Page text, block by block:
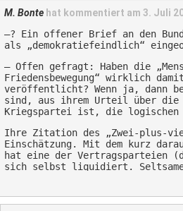
M. Bonte hat kommentiert am 3. Juli
–? Ein offener Brief an den
als „demokratiefeindlich“
– Offen gefragt: Haben die
Friedensbewegung“ wirklich
veröffentlicht? Wenn ja, dann
sind, aus ihrem Urteil über die
Kriegspartei ist, die logischen
Ihre Zitation des „Zwei-plus-
Einschätzung. Mit dem kurz
hat eine der Vertragsparteien
sich selbst liquidiert.
Vetragspartei als
einige metapysische
müßig, wirklich.